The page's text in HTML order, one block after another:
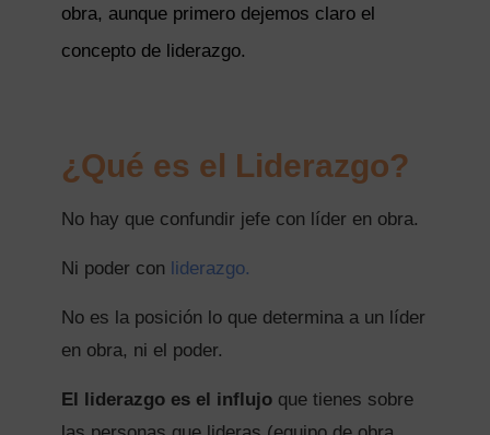
obra, aunque primero dejemos claro el
concepto de liderazgo.
¿Qué es el Liderazgo?
No hay que confundir jefe con líder en obra.
Ni poder con liderazgo.
No es la posición lo que determina a un líder
en obra, ni el poder.
El liderazgo es el influjoque tienes sobre